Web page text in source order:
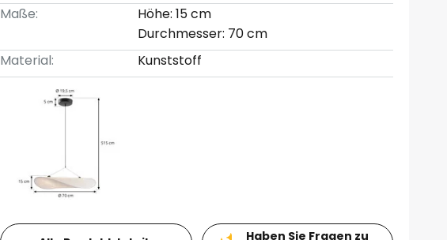
Maße:
Höhe: 15 cm
Durchmesser: 70 cm
Material:
Kunststoff
Haben Sie Fragen zu